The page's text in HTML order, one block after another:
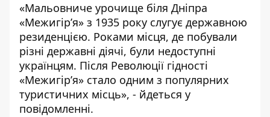
«Мальовниче урочище біля Дніпра
«Межигір’я» з 1935 року слугує державною
резиденцією. Роками місця, де побували
різні державні діячі, були недоступні
українцям. Після Революції гідності
«Межигір’я» стало одним з популярних
туристичних місць», - йдеться у
повідомленні.